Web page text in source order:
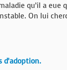
qu’il a
On lui
d’adoption.